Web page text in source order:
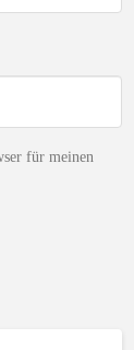
für meinen